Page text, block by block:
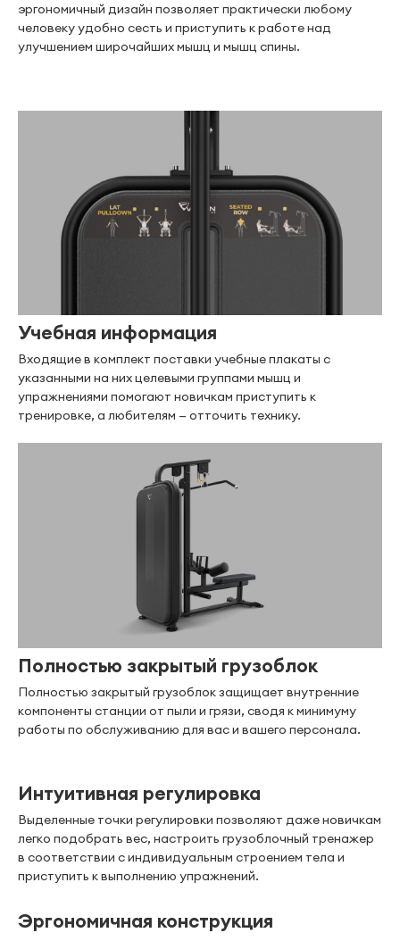
эргономичный дизайн позволяет практически любому
человеку удобно сесть и приступить к работе над
улучшением широчайших мышц и мышц спины.
Учебная информация
Входящие в комплект поставки учебные плакаты с
указанными на них целевыми группами мышц и
упражнениями помогают новичкам приступить к
тренировке, а любителям — отточить технику.
Полностью закрытый грузоблок
Полностью закрытый грузоблок защищает внутренние
компоненты станции от пыли и грязи, сводя к минимуму
работы по обслуживанию для вас и вашего персонала.
Интуитивная регулировка
Выделенные точки регулировки позволяют даже новичкам
легко подобрать вес, настроить грузоблочный тренажер
в соответствии с индивидуальным строением тела и
приступить к выполнению упражнений.
Эргономичная конструкция